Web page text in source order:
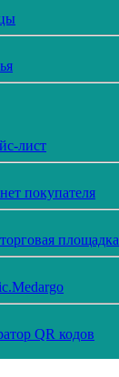
лист
покупателя
площадка
QR кодов